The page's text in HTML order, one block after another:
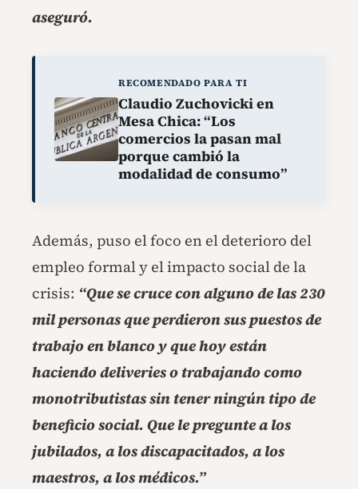
aseguró.
RECOMENDADO PARA TI
Claudio Zuchovicki en
Mesa Chica: “Los
comercios la pasan mal
porque cambió la
modalidad de consumo”
Además, puso el foco en el deterioro del
empleo formal y el impacto social de la
crisis: “Que se cruce con alguno de las 230
mil personas que perdieron sus puestos de
trabajo en blanco y que hoy están
haciendo deliveries o trabajando como
monotributistas sin tener ningún tipo de
beneficio social. Que le pregunte a los
jubilados, a los discapacitados, a los
maestros, a los médicos.”